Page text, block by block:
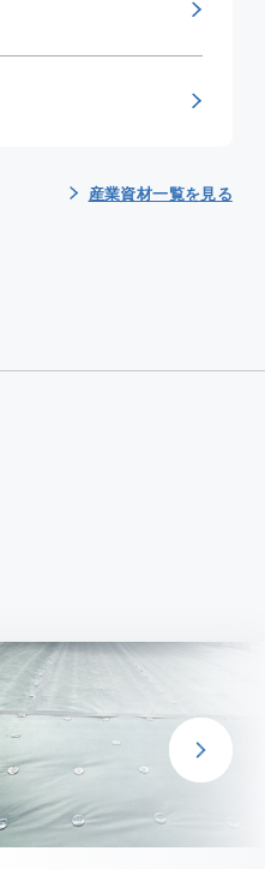
産業資材一覧を見る